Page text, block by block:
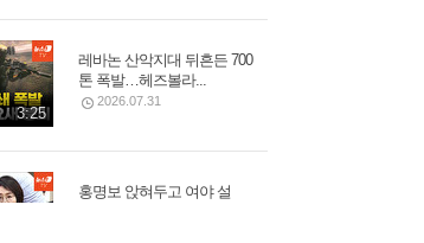
3:25
레바논 산악지대 뒤흔든 700
톤 폭발…헤즈볼라...
2026.07.31
홍명보 앉혀두고 여야 설